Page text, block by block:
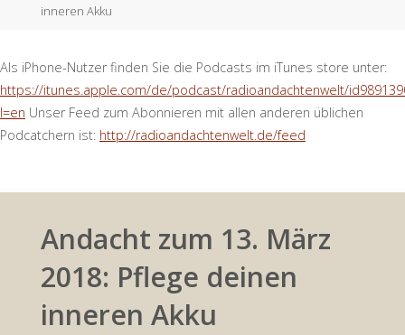
inneren Akku
Als iPhone-Nutzer finden Sie die Podcasts im iTunes store unter:
https://itunes.apple.com/de/podcast/radioandachtenwelt/
l=en Unser Feed zum Abonnieren mit allen anderen üblichen
Podcatchern ist: http://radioandachtenwelt.de/feed
Andacht zum 13. März
2018: Pflege deinen
inneren Akku